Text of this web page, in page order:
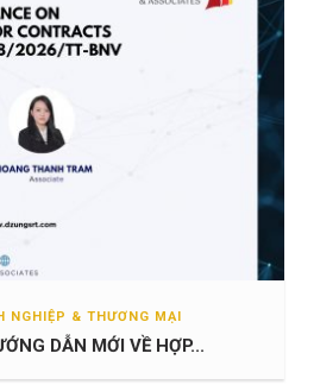
NGHIỆP & THƯƠNG MẠI
DẪN MỚI VỀ HỢP...